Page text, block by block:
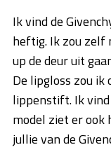
Ik vind de
heftig. Ik zou zelf
up de deur uit
De lipgloss zou ik
lippenstift. Ik
model ziet er ook
jullie van de